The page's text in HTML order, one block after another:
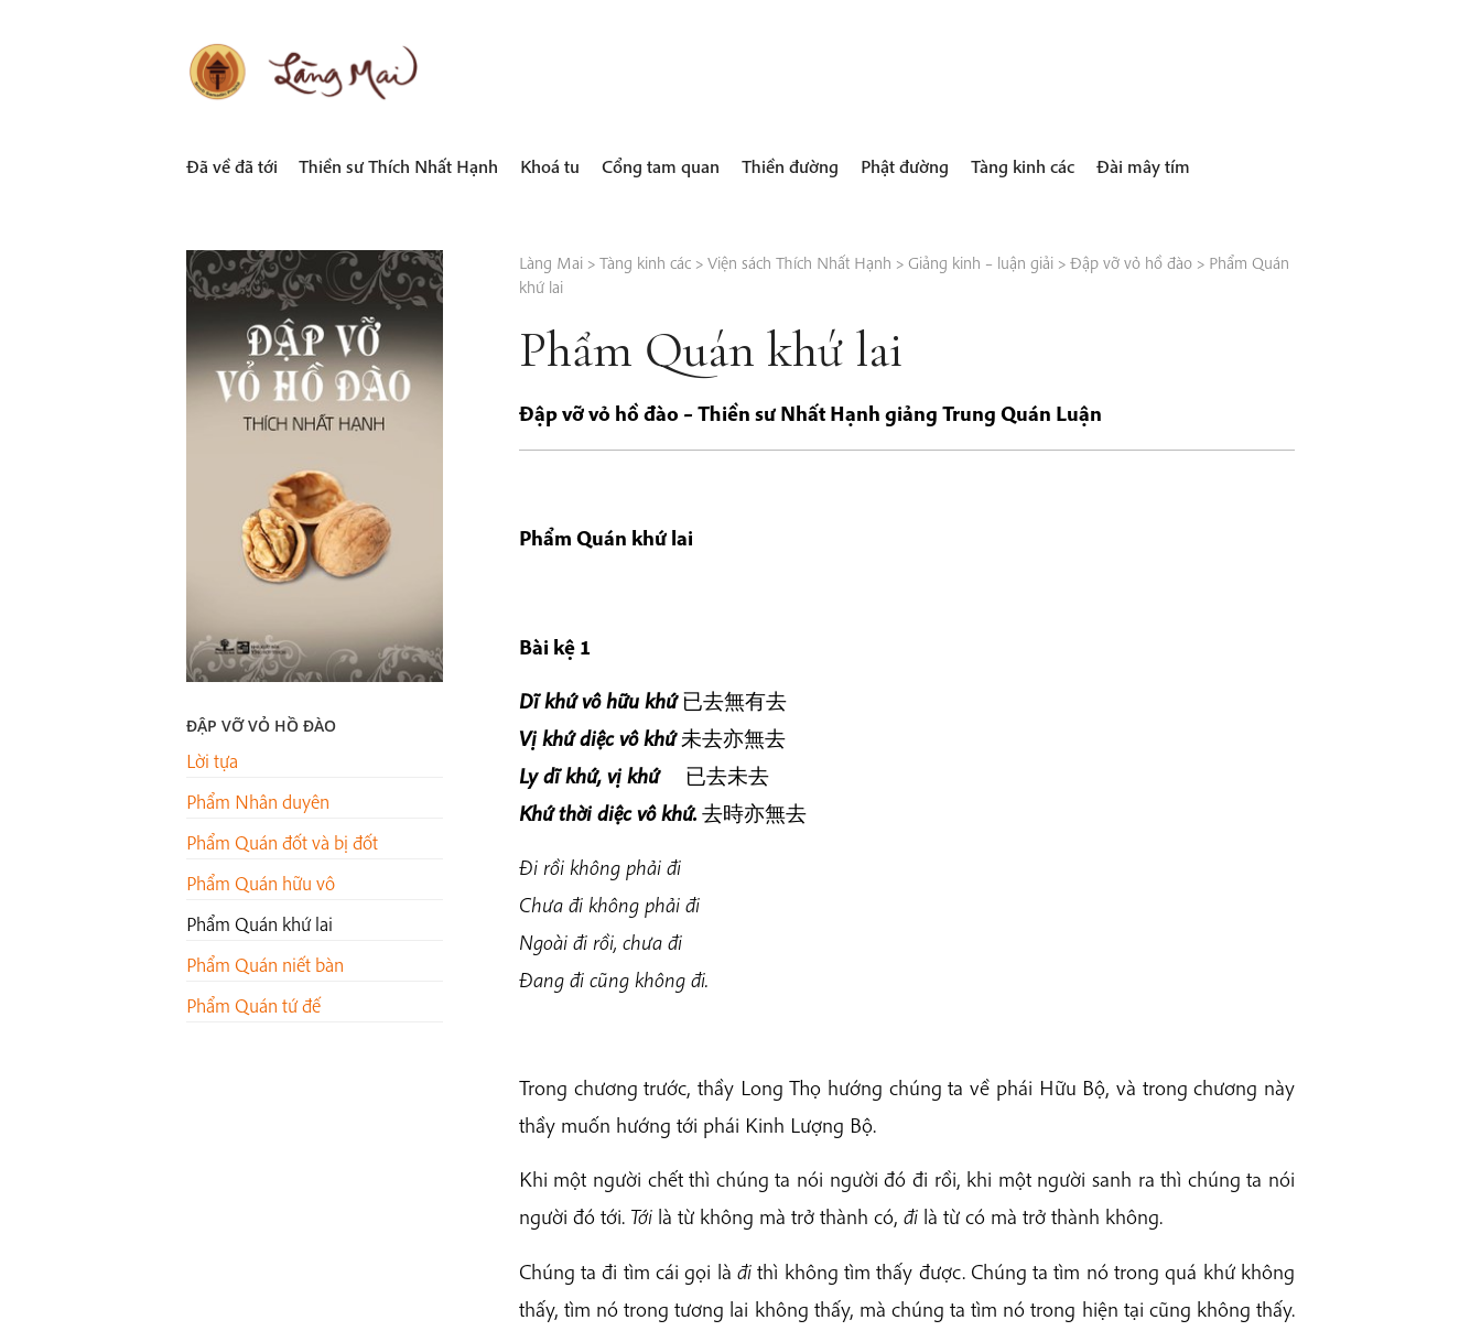
LÀNG MAI
Đã về đã tới Thiền sư Thích Nhất Hạnh Khoá tu Cổng tam quan Thiền đường Phật đường Tàng kinh các Đài mây tím
ĐẬP VỠ VỎ HỒ ĐÀO
Lời tựa
Phẩm Nhân duyên
Phẩm Quán đốt và bị đốt
Phẩm Quán hữu vô
Phẩm Quán khứ lai
Phẩm Quán niết bàn
Phẩm Quán tứ đế
Làng Mai> Tàng kinh các> Viện sách Thích Nhất Hạnh > Giảng kinh – luận giải> Đập vỡ vỏ hồ đào> Phẩm Quán
khứ lai
Phẩm Quán khứ lai
Đập vỡ vỏ hồ đào – Thiền sư Nhất Hạnh giảng Trung Quán Luận
Phẩm Quán khứ lai
Bài kệ 1
Dĩ khứ vô hữu khứ已去無有去
Vị khứ diệc vô khứ未去亦無去
Ly dĩ khứ, vị khứ
離已去未去
Khứ thời diệc vô khứ. 去時亦無去
Đi rồi không phải đi
Chưa đi không phải đi
Ngoài đi rồi, chưa đi
Đang đi cũng không đi.
Trong chương trước, thầy Long Thọ hướng chúng ta về phái Hữu Bộ, và trong chương này
thầy muốn hướng tới phái Kinh Lượng Bộ.
Khi một người chết thì chúng ta nói người đó đi rồi, khi một người sanh ra thì chúng ta nói
người đó tới. Tớilà từ không mà trở thành có, đilà từ có mà trở thành không.
Chúng ta đi tìm cái gọi là đithì không tìm thấy được. Chúng ta tìm nó trong quá khứ không
thấy, tìm nó trong tương lai không thấy, mà chúng ta tìm nó trong hiện tại cũng không thấy.